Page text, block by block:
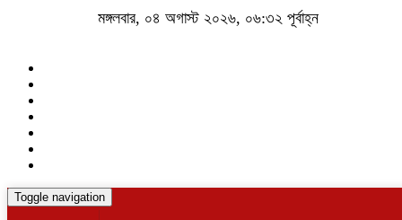
মঙ্গলবার, ০৪ অগাস্ট ২০২৬, ০৬:৩২ পূর্বাহ্ন
Toggle navigation